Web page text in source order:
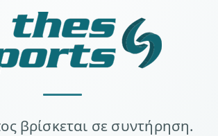
βρίσκεται σε συντήρηση.